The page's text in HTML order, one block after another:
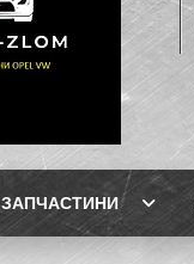
ЗАПЧАСТИНИ